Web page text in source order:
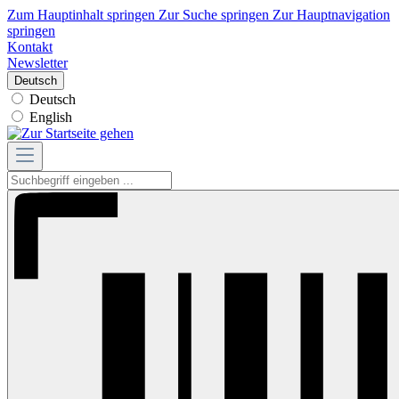
Zum Hauptinhalt springen Zur Suche springen Zur Hauptnavigation
springen
Kontakt
Newsletter
Deutsch
Deutsch
English